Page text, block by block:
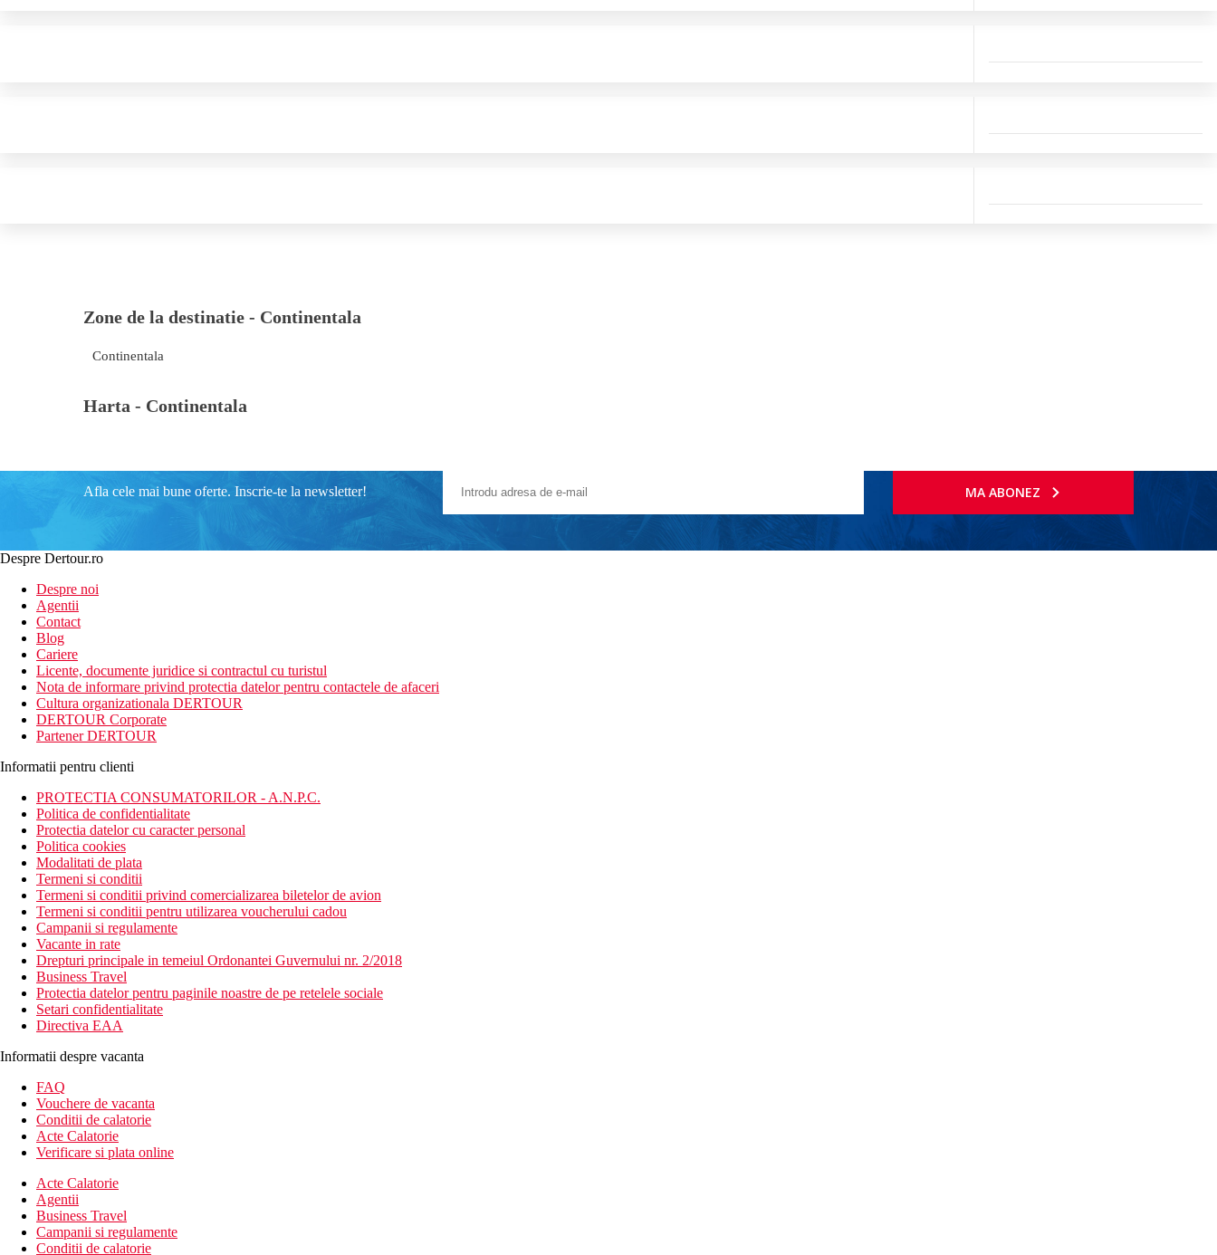
Zone de la destinatie - Continentala
Continentala
Harta - Continentala
Afla cele mai bune oferte. Inscrie-te la newsletter! MA ABONEZ
Despre Dertour.ro
Despre noi
Agentii
Contact
Blog
Cariere
Licente, documente juridice si contractul cu turistul
Nota de informare privind protectia datelor pentru contactele de afaceri
Cultura organizationala DERTOUR
DERTOUR Corporate
Partener DERTOUR
Informatii pentru clienti
PROTECTIA CONSUMATORILOR - A.N.P.C.
Politica de confidentialitate
Protectia datelor cu caracter personal
Politica cookies
Modalitati de plata
Termeni si conditii
Termeni si conditii privind comercializarea biletelor de avion
Termeni si conditii pentru utilizarea voucherului cadou
Campanii si regulamente
Vacante in rate
Drepturi principale in temeiul Ordonantei Guvernului nr. 2/2018
Business Travel
Protectia datelor pentru paginile noastre de pe retelele sociale
Setari confidentialitate
Directiva EAA
Informatii despre vacanta
FAQ
Vouchere de vacanta
Conditii de calatorie
Acte Calatorie
Verificare si plata online
Acte Calatorie
Agentii
Business Travel
Campanii si regulamente
Conditii de calatorie